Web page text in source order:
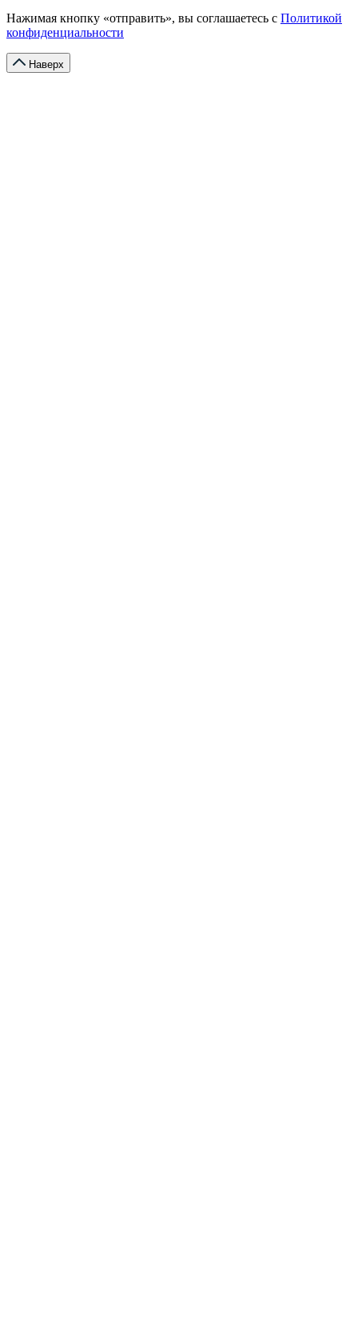
Нажимая кнопку «отправить», вы соглашаетесь с Политикой
конфиденциальности
Наверх